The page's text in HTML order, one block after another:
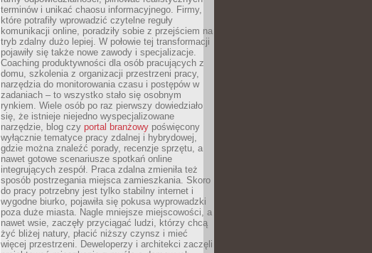
terminów i unikać chaosu informacyjnego. Firmy,
które potrafiły wprowadzić czytelne reguły
komunikacji online, poradziły sobie z przejściem na
tryb zdalny dużo lepiej. W połowie tej transformacji
pojawiły się także nowe zawody i specjalizacje.
Coaching produktywności dla osób pracujących z
domu, szkolenia z organizacji przestrzeni pracy,
narzędzia do monitorowania czasu i postępów w
zadaniach – to wszystko stało się osobnym
rynkiem. Wiele osób po raz pierwszy dowiedziało
się, że istnieje niejedno wyspecjalizowane
narzędzie, blog czy portal branżowy poświęcony
wyłącznie tematyce pracy zdalnej i hybrydowej,
gdzie można znaleźć porady, recenzje sprzętu, a
nawet gotowe scenariusze spotkań online
integrujących zespół. Praca zdalna zmieniła też
sposób postrzegania miejsca zamieszkania. Skoro
do pracy potrzebny jest tylko stabilny internet i
wygodne biurko, pojawiła się pokusa wyprowadzki
poza duże miasta. Nagle mniejsze miejscowości, a
nawet wsie, zaczęły przyciągać ludzi, którzy chcą
żyć bliżej natury, płacić niższy czynsz i mieć
więcej przestrzeni. Deweloperzy i architekci zaczęli